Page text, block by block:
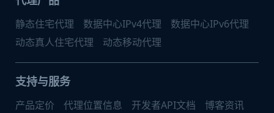
静态住宅代理 数据中心IPv4代理
数据中心IPv6代理
动态真人住宅代理
动态移动代理
支持与服务
产品定价 代理位置信息 开发者API文档
博客资讯